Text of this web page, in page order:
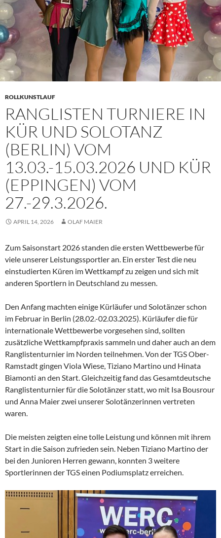
ROLLKUNSTLAUF
RANGLISTEN TURNIERE IN
KÜR UND SOLOTANZ
(BERLIN) VOM
13.03.-15.03.2026 UND KÜR
(EPPINGEN) VOM
27.-29.3.2026.
APRIL 14, 2026 OLAF MAIER
Zum Saisonstart 2026 standen die ersten Wettbewerbe für
viele unserer Leistungssportler an. Ein erster Test die neu
einstudierten Küren im Wettkampf zu zeigen und sich mit
anderen Sportlern in Deutschland zu messen.
Den Anfang machten einige Kürläufer und Solotänzer schon
im Februar in Berlin (28.02.-02.03.2025). Kürläufer die für
internationale Wettbewerbe vorgesehen sind, sollten
zusätzliche Wettkampfpraxis sammeln und daher auch an dem
Ranglistenturnier im Norden teilnehmen. Von der TGS Ober-
Ramstadt gingen Viola Wiese, Tiziano Martino und Hinata
Biamonti an den Start. Gleichzeitig fand das Gesamtdeutsche
Ranglistenturnier für die Solotänzer statt, wo mit Isa Bousrour
und Anna Maier zwei unserer Solotänzerinnen vertreten
waren.
Die meisten zeigten eine tolle Leistung und können mit ihrem
Start in die Saison zufrieden sein. Neben Tiziano Martino der
bei den Junioren Herren gewann, konnten 3 weitere
Sportlerinnen der TGS einen Podiumsplatz erreichen.